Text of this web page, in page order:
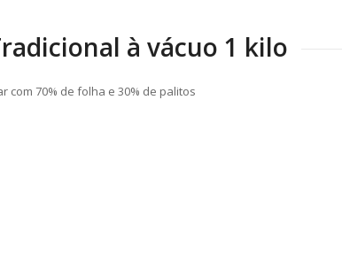
à vácuo 1 kilo
com 70% de folha e 30% de palitos